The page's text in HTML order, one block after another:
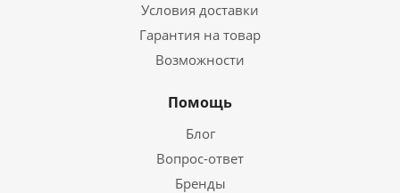
Условия доставки
Гарантия на товар
Возможности
Помощь
Блог
Вопрос-ответ
Бренды